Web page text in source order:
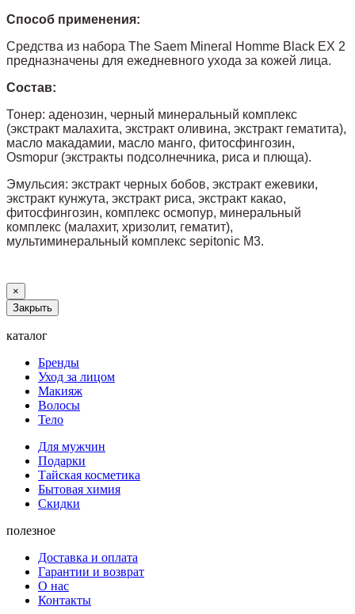
Способ применения:
Средства из набора The Saem Mineral Homme Black EX 2
предназначены для ежедневного ухода за кожей лица.
Состав:
Тонер: аденозин, черный минеральный комплекс
(экстракт малахита, экстракт оливина, экстракт гематита),
масло макадамии, масло манго, фитосфингозин,
Osmopur (экстракты подсолнечника, риса и плюща).
Эмульсия: экстракт черных бобов, экстракт ежевики,
экстракт кунжута, экстракт риса, экстракт какао,
фитосфингозин, комплекс осмопур, минеральный
комплекс (малахит, хризолит, гематит),
мультиминеральный комплекс sepitonic M3.
×
Закрыть
каталог
Бренды
Уход за лицом
Макияж
Волосы
Тело
Для мужчин
Подарки
Тайская косметика
Бытовая химия
Скидки
полезное
Доставка и оплата
Гарантии и возврат
О нас
Контакты